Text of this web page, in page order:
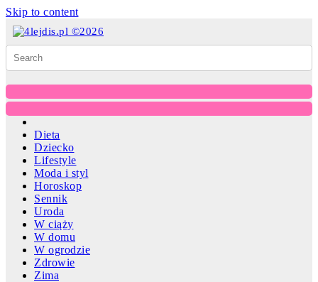
Skip to content
Dieta
Dziecko
Lifestyle
Moda i styl
Horoskop
Sennik
Uroda
W ciąży
W domu
W ogrodzie
Zdrowie
Zima